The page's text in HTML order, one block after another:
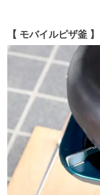
【 モバイルピザ釜 】